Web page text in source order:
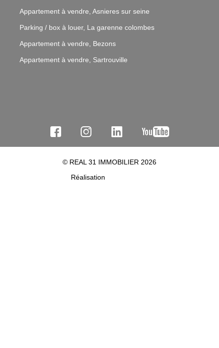
Appartement à vendre, Asnieres sur seine
Parking / box à louer, La garenne colombes
Appartement à vendre, Bezons
Appartement à vendre, Sartrouville
© REAL 31 IMMOBILIER 2026
Réalisation